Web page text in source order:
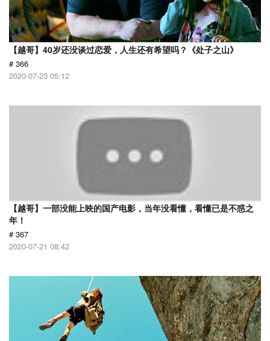
【越哥】40岁还没谈过恋爱，人生还有希望吗？《处子之山》
# 366
2020-07-23 05:12
【越哥】一部没能上映的国产电影，当年没看懂，看懂已是不惑之
年！
# 367
2020-07-21 08:42